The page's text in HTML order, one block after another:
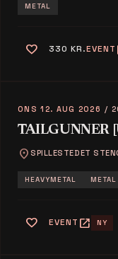
METAL
favorite 330 KR.EVENT
ONS 12. AUG 2026 /
TAILGUNNER
location_on SPILLESTEDET
HEAVYMETAL METAL
favorite EVENT open_in_new NY